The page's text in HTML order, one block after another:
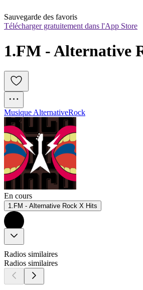
Sauvegarde des favoris
Télécharger gratuitement dans l'App Store
1.FM - Alternative
Musique AlternativeRock
En cours
1.FM - Alternative Rock X Hits
Radios similaires
Radios similaires